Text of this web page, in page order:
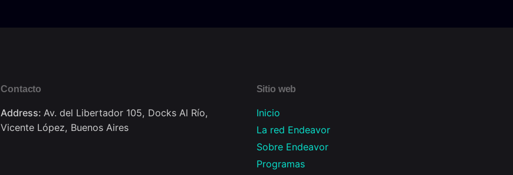
Contacto
Address: Av. del Libertador 105, Docks Al Río,
Vicente López, Buenos Aires
Sitio web
Inicio
La red Endeavor
Sobre Endeavor
Programas